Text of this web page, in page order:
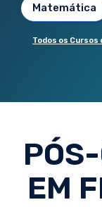
Matemática
Todos os Cursos
EM